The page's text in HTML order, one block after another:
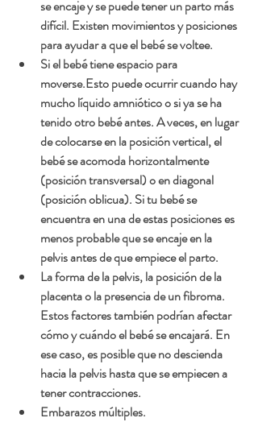
se encaje y se puede tener un parto más
difícil. Existen movimientos y posiciones
para ayudar a que el bebé se voltee.
Si el bebé tiene espacio para
moverse.Esto puede ocurrir cuando hay
mucho líquido amniótico o si ya se ha
tenido otro bebé antes. A veces, en lugar
de colocarse en la posición vertical, el
bebé se acomoda horizontalmente
(posición transversal) o en diagonal
(posición oblicua). Si tu bebé se
encuentra en una de estas posiciones es
menos probable que se encaje en la
pelvis antes de que empiece el parto.
La forma de la pelvis, la posición de la
placenta o la presencia de un fibroma.
Estos factores también podrían afectar
cómo y cuándo el bebé se encajará. En
ese caso, es posible que no descienda
hacia la pelvis hasta que se empiecen a
tener contracciones.
Embarazos múltiples.